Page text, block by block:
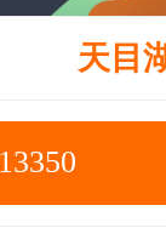
天目